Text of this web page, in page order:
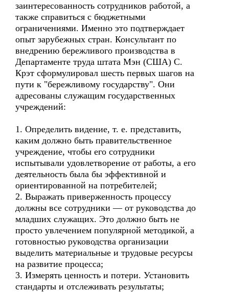
заинтересованность сотрудников работой, а
также справиться с бюджетными
ограничениями. Именно это подтверждает
опыт зарубежных стран. Консультант по
внедрению бережливого производства в
Департаменте труда штата Мэн (США) С.
Крэт сформулировал шесть первых шагов на
пути к "бережливому государству". Они
адресованы служащим государственных
учреждений:
1. Определить видение, т. е. представить,
каким должно быть правительственное
учреждение, чтобы его сотрудники
испытывали удовлетворение от работы, а его
деятельность была бы эффективной и
ориентированной на потребителей;
2. Выражать приверженность процессу
должны все сотрудники — от руководства до
младших служащих. Это должно быть не
просто увлечением популярной методикой, а
готовностью руководства организации
выделить материальные и трудовые ресурсы
на развитие процесса;
3. Измерять ценность и потери. Установить
стандарты и отслеживать результаты;